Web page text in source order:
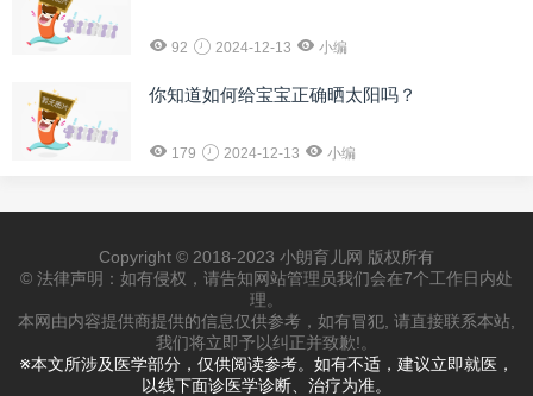
92 2024-12-13 小编
你知道如何给宝宝正确晒太阳吗？
179 2024-12-13 小编
Copyright © 2018-2023 小朗育儿网 版权所有
© 法律声明：如有侵权，请告知网站管理员我们会在7个工作日内处
理。
本网由内容提供商提供的信息仅供参考，如有冒犯, 请直接联系本站,
我们将立即予以纠正并致歉!。
※本文所涉及医学部分，仅供阅读参考。如有不适，建议立即就医，
以线下面诊医学诊断、治疗为准。